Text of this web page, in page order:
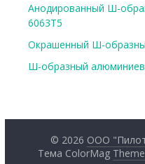
Анодированный Ш-
6063Т5
Окрашенный Ш-
Ш-образный
© 2026 ООО
Тема ColorMag